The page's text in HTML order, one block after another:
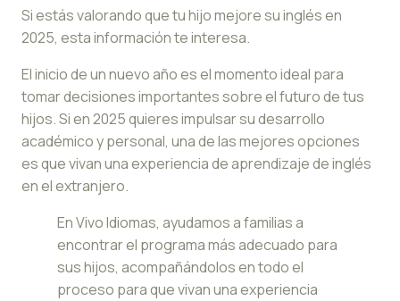
Si estás valorando que tu hijo mejore su inglés en
2025, esta información te interesa.
El inicio de un nuevo año es el momento ideal para
tomar decisiones importantes sobre el futuro de tus
hijos. Si en 2025 quieres impulsar su desarrollo
académico y personal, una de las mejores opciones
es que vivan una experiencia de aprendizaje de inglés
en el extranjero.
En Vivo Idiomas, ayudamos a familias a
encontrar el programa más adecuado para
sus hijos, acompañándolos en todo el
proceso para que vivan una experiencia